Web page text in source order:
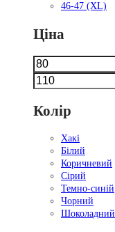
46-47 (XL)
Ціна
Мінімальна
ціна
Колір
Хакі
Білий
Коричневий
Сірий
Темно-синій
Чорний
Шоколадний